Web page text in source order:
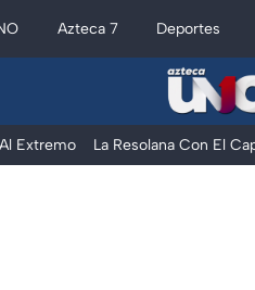
Azteca 7 Deportes
Al Extremo La Resolana Con El